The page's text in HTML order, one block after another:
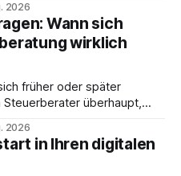
eine schwierige
in der Klinik bleiben –
Die außerklinische
Alternative: Sie
2026
Wann sich
wirklich
früher oder später
überhaupt,
einfachen
häufig eine Steuersoftware
2026
in Ihren digitalen